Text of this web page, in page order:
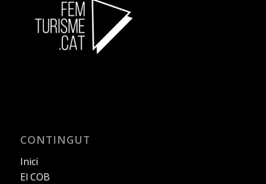
CONTINGUT
Inici
El COB